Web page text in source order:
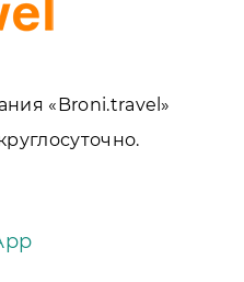
«Broni.travel»